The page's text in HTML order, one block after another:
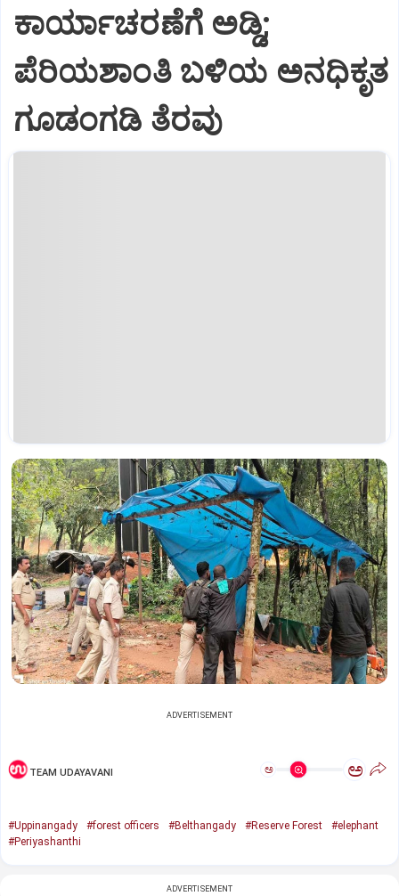
ಕಾರ್ಯಾಚರಣೆಗೆ ಅಡ್ಡಿ;
ಪೆರಿಯಶಾಂತಿ ಬಳಿಯ ಅನಧಿಕೃತ
ಗೂಡಂಗಡಿ ತೆರವು
ADVERTISEMENT
TEAM UDAYAVANI ಅ ಅ
#Uppinangady #forest officers #Belthangady #Reserve Forest
#elephant
#Periyashanthi
ADVERTISEMENT